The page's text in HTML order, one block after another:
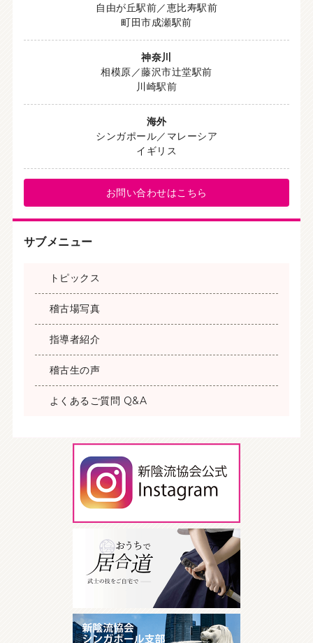
自由が丘駅前／恵比寿駅前
町田市成瀬駅前
神奈川
相模原／藤沢市辻堂駅前
川崎駅前
海外
シンガポール／マレーシア
イギリス
お問い合わせはこちら
サブメニュー
トピックス
稽古場写真
指導者紹介
稽古生の声
よくあるご質問 Q&A